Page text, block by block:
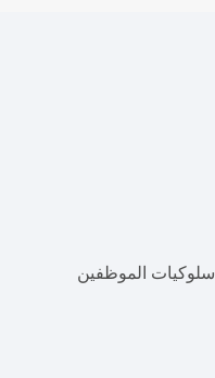
سلوكيات الموظفين